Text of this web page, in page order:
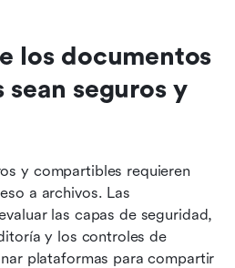
los documentos
seguros y
y compartibles requieren
a archivos. Las
las capas de seguridad,
y los controles de
plataformas para compartir